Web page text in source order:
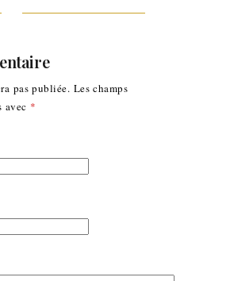
pas publiée. Les champs
avec *